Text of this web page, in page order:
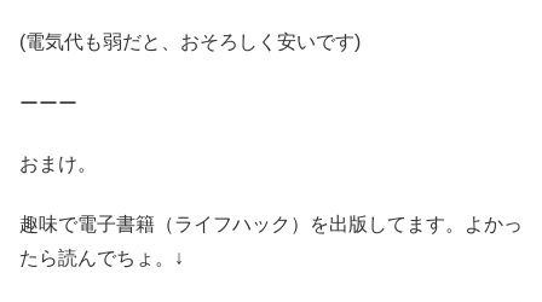
(電気代も弱だと、おそろしく安いです)
ーーー
おまけ。
趣味で電子書籍（ライフハック）を出版してます。よかっ
たら読んでちょ。↓